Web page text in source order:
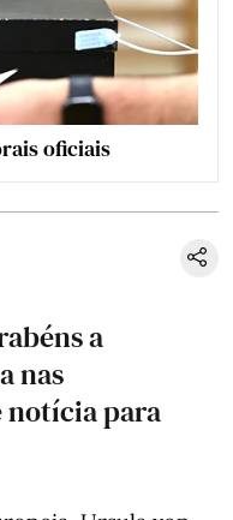
oficiais
a
nas
notícia para